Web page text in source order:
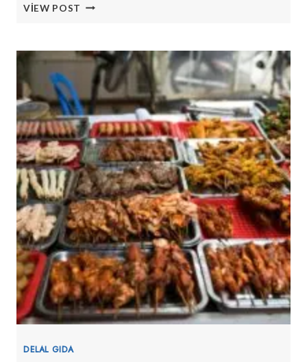
VIEW POST
LONDRA
FUARI’NDA
BÜYÜLEDI
DELAL GIDA